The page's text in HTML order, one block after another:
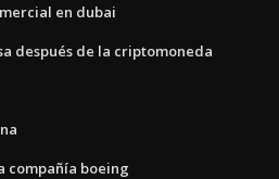
en dubai
después de la criptomoneda
compañía boeing